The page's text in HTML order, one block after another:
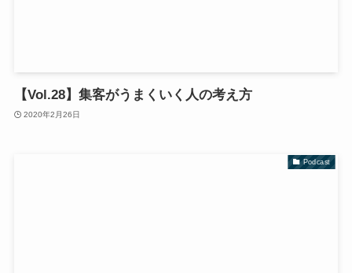
【Vol.28】集客がうまくいく人の考え方
2020年2月26日
Podcast